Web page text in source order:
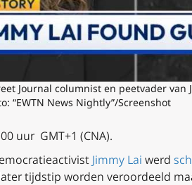
Journal columnist en peetvader van
“EWTN News Nightly”/Screenshot
uur GMT+1 (CNA).
Jimmy Lai werd
tijdstip worden veroordeeld